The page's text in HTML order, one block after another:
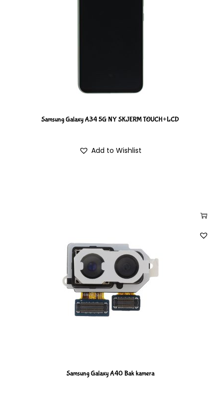
Samsung Galaxy A34 5G NY SKJERM TOUCH+LCD
Add to Wishlist
Samsung Galaxy A40 Bak kamera